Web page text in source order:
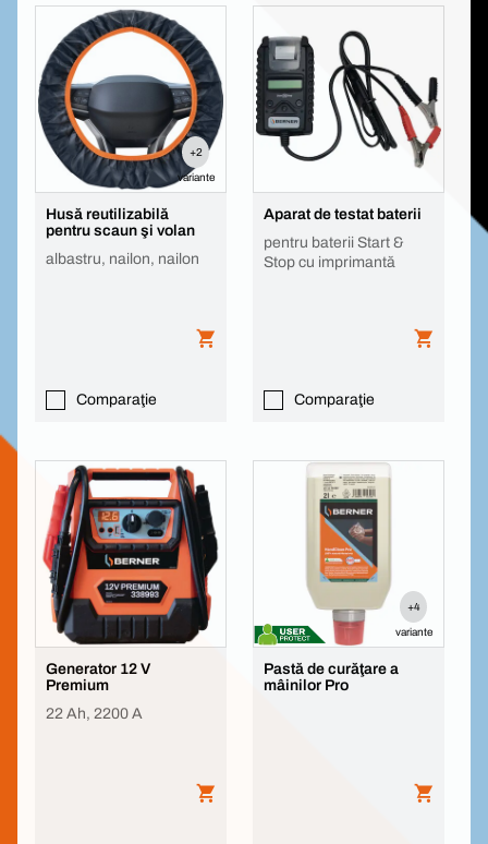
+2
variante
Husă reutilizabilă
pentru scaun şi volan
albastru, nailon, nailon
Comparaţie
Aparat de testat baterii
pentru baterii Start &
Stop cu imprimantă
Comparaţie
Generator 12 V
Premium
22 Ah, 2200 A
+4
variante
Pastă de curăţare a
mâinilor Pro